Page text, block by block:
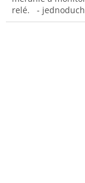
relé. -